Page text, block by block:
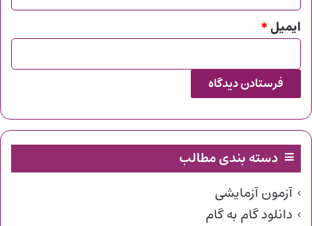
ایمیل*
دسته بندی مطالب
آزمون آزمایشی
دانلود گام به گام